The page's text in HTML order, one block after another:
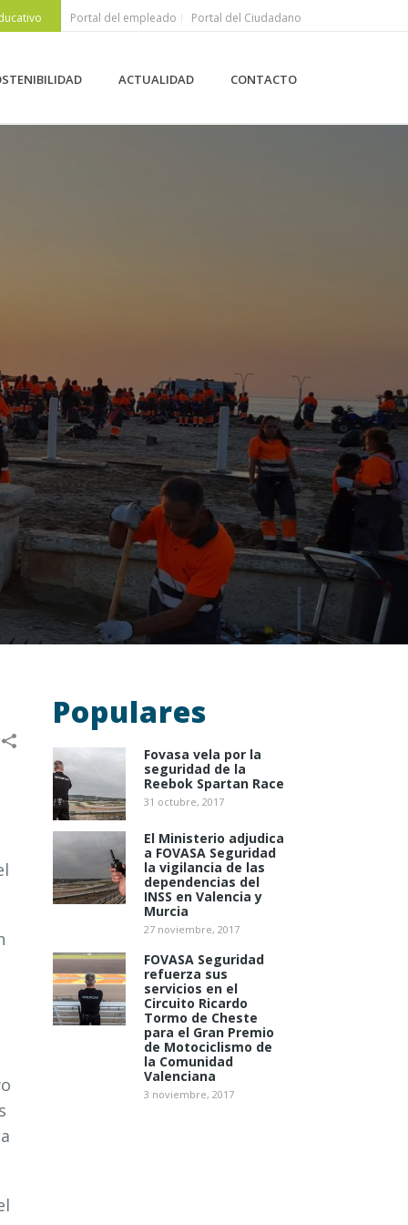
Portal del empleado Portal del Ciudadano
ACTUALIDAD CONTACTO
Populares
Fovasa vela por la
seguridad de la
Reebok Spartan Race
31 octubre, 2017
El Ministerio adjudica
a FOVASA Seguridad
la vigilancia de las
dependencias del
INSS en Valencia y
Murcia
27 noviembre, 2017
FOVASA Seguridad
refuerza sus
servicios en el
Circuito Ricardo
Tormo de Cheste
para el Gran Premio
de Motociclismo de
la Comunidad
Valenciana
3 noviembre, 2017